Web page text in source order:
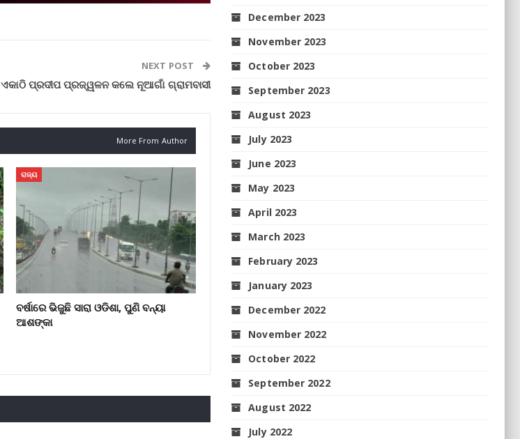
NEXT POST
ଏକାଠି ପ୍ରଦୀପ ପ୍ରଜ୍ୱଳନ କଲେ ନୂଆଗାଁ ଗ୍ରାମବାସୀ
More From Author
ରାଜ୍ୟ
ବର୍ଷାରେ ଭିଜୁଛି ସାରା ଓଡିଶା, ପୁଣି ବନ୍ୟା
ଆଶଙ୍କା
December 2023
November 2023
October 2023
September 2023
August 2023
July 2023
June 2023
May 2023
April 2023
March 2023
February 2023
January 2023
December 2022
November 2022
October 2022
September 2022
August 2022
July 2022